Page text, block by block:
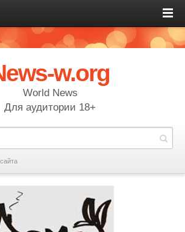
w.org
World News
Для аудитории 18+